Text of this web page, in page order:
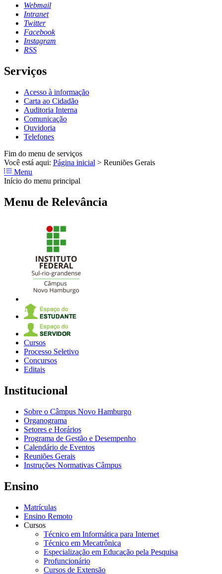
Webmail
Intranet
Twitter
Facebook
Instagram
RSS
Serviços
Acesso à informação
Carta ao Cidadão
Auditoria Interna
Comunicação
Ouvidoria
Telefones
Fim do menu de serviços
Você está aqui: Página inicial > Reuniões Gerais
Menu
Início do menu principal
Menu de Relevância
Cursos
Processo Seletivo
Concursos
Editais
Institucional
Sobre o Câmpus Novo Hamburgo
Organograma
Setores e Horários
Programa de Gestão e Desempenho
Calendário de Eventos
Reuniões Gerais
Instruções Normativas Câmpus
Ensino
Matrículas
Ensino Remoto
Cursos
Técnico em Informática para Internet
Técnico em Mecatrônica
Especialização em Educação pela Pesquisa
Profuncionário
Cursos de Extensão